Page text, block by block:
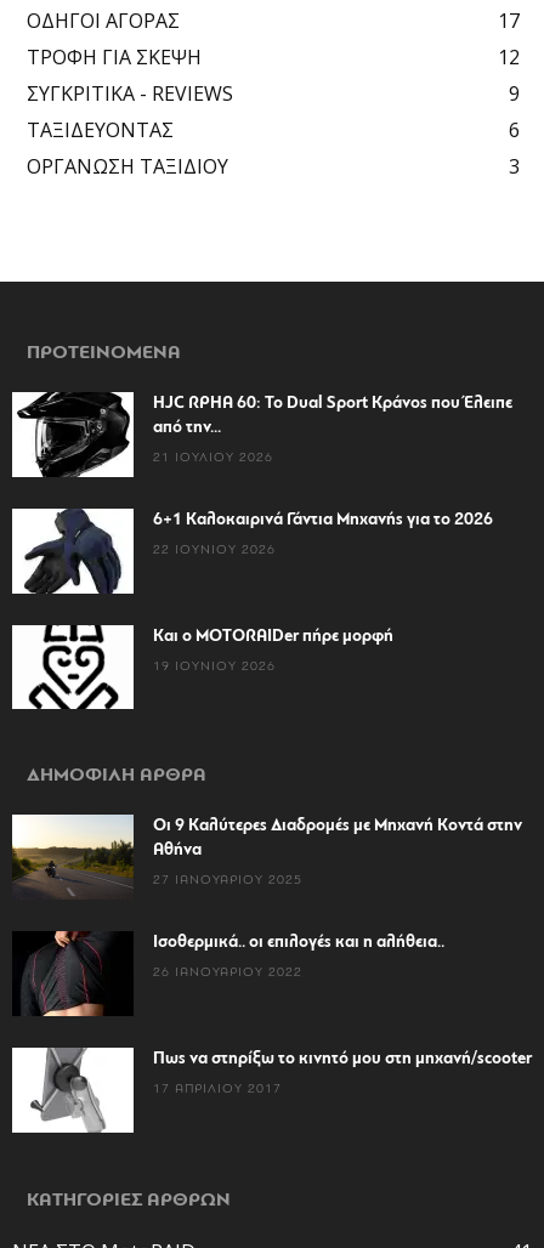
ΟΔΗΓΟΙ ΑΓΟΡΑΣ
17
ΤΡΟΦΗ ΓΙΑ ΣΚΕΨΗ
12
ΣΥΓΚΡΙΤΙΚΑ - REVIEWS
9
ΤΑΞΙΔΕΥΟΝΤΑΣ
6
ΟΡΓΑΝΩΣΗ ΤΑΞΙΔΙΟΥ
3
ΠΡΟΤΕΙΝΟΜΕΝΑ
HJC RPHA 60: Το Dual Sport Κράνος που Έλειπε
από την...
21 ΙΟΥΛΊΟΥ 2026
6+1 Καλοκαιρινά Γάντια Μηχανής για το 2026
22 ΙΟΥΝΊΟΥ 2026
Και ο MOTORAIDer πήρε μορφή
19 ΙΟΥΝΊΟΥ 2026
ΔΗΜΟΦΙΛΗ ΑΡΘΡΑ
Οι 9 Καλύτερες Διαδρομές με Μηχανή Κοντά στην
Αθήνα
27 ΙΑΝΟΥΑΡΊΟΥ 2025
Ισοθερμικά.. οι επιλογές και η αλήθεια..
26 ΙΑΝΟΥΑΡΊΟΥ 2022
Πως να στηρίξω το κινητό μου στη μηχανή/scooter
17 ΑΠΡΙΛΊΟΥ 2017
ΚΑΤΗΓΟΡΙΕΣ ΑΡΘΡΩΝ